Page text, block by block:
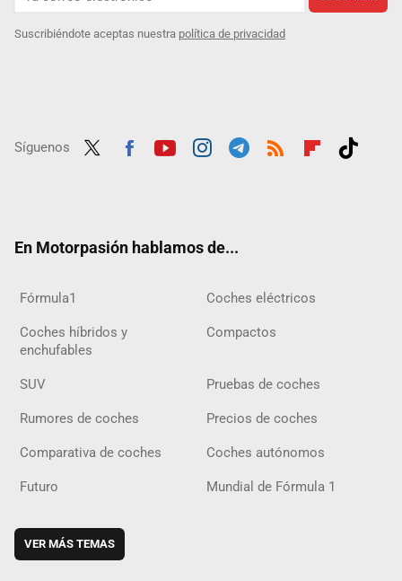
Suscribiéndote aceptas nuestra política de privacidad
Síguenos
En Motorpasión hablamos de...
Fórmula1 Coches eléctricos
Coches híbridos y
enchufables
Compactos
SUV Pruebas de coches
Rumores de coches Precios de coches
Comparativa de coches Coches autónomos
Futuro Mundial de Fórmula 1
VER MÁS TEMAS